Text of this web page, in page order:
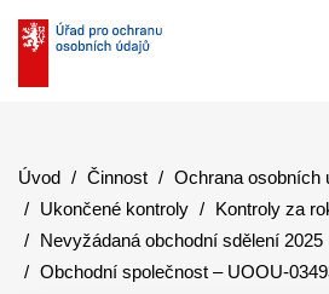
Úvod Činnost
Ochrana osobních
Ukončené kontroly
Kontroly za
Nevyžádaná obchodní sdělení 2025
Obchodní společnost – UOOU-